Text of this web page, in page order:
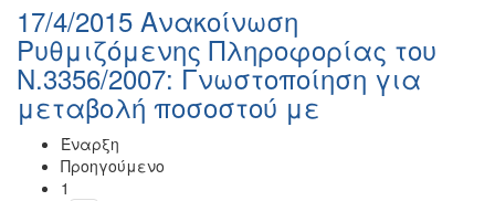
17/4/2015 Ανακοίνωση
Ρυθμιζόμενης Πληροφορίας του
Ν.3356/2007: Γνωστοποίηση για
μεταβολή ποσοστού με
Έναρξη
Προηγούμενο
1